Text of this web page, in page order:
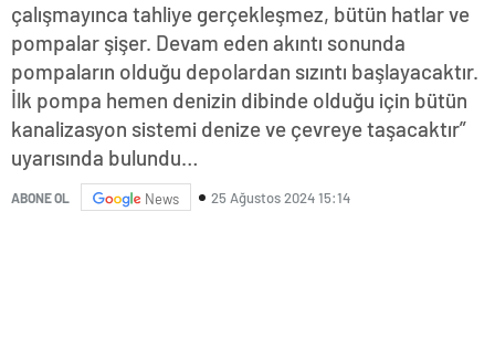
çalışmayınca tahliye gerçekleşmez, bütün hatlar ve
pompalar şişer. Devam eden akıntı sonunda
pompaların olduğu depolardan sızıntı başlayacaktır.
İlk pompa hemen denizin dibinde olduğu için bütün
kanalizasyon sistemi denize ve çevreye taşacaktır”
uyarısında bulundu…
ABONE OL News 25 Ağustos 2024 15:14